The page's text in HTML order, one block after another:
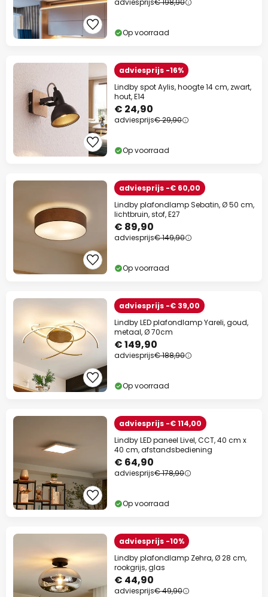
adviesprijs€ 198,90
Op voorraad
adviesprijs -16%
Lindby spot Aylis, hoogte 14 cm, zwart,
hout, E14
€ 24,90
adviesprijs€ 29,90
Op voorraad
adviesprijs -€ 60,00
Lindby plafondlamp Sebatin, Ø 50 cm,
lichtbruin, stof, E27
€ 89,90
adviesprijs€ 149,90
Op voorraad
adviesprijs -€ 39,00
Lindby LED plafondlamp Yareli, goud,
metaal, Ø 70cm
€ 149,90
adviesprijs€ 188,90
Op voorraad
adviesprijs -€ 114,00
Lindby LED paneel Livel, CCT, 40 cm x
40 cm, afstandsbediening
€ 64,90
adviesprijs€ 178,90
Op voorraad
adviesprijs -10%
Lindby plafondlamp Zehra, Ø 28 cm,
rookgrijs, glas
€ 44,90
adviesprijs€ 49,90